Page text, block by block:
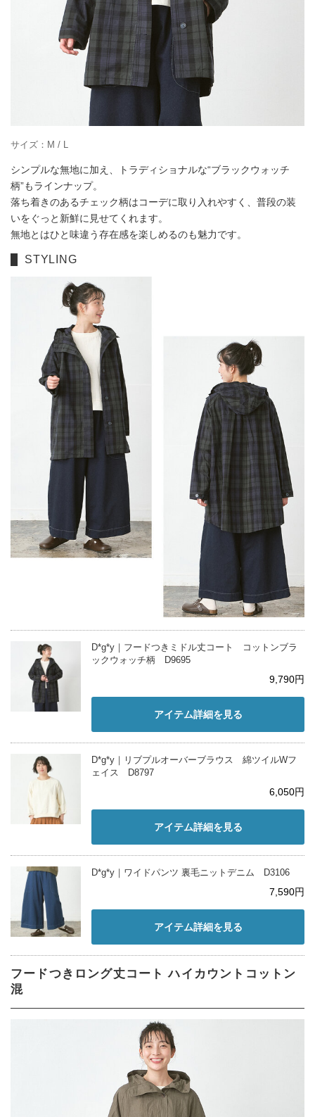
サイズ：M / L
シンプルな無地に加え、トラディショナルな“ブラックウォッチ
柄”もラインナップ。
落ち着きのあるチェック柄はコーデに取り入れやすく、普段の装
いをぐっと新鮮に見せてくれます。
無地とはひと味違う存在感を楽しめるのも魅力です。
STYLING
D*g*y｜フードつきミドル丈コート コットンブラ
ックウォッチ柄 D9695
9,790円
アイテム詳細を見る
D*g*y｜リブプルオーバーブラウス 綿ツイルWフ
ェイス D8797
6,050円
アイテム詳細を見る
D*g*y｜ワイドパンツ 裏毛ニットデニム D3106
7,590円
アイテム詳細を見る
フードつきロング丈コート ハイカウントコットン
混